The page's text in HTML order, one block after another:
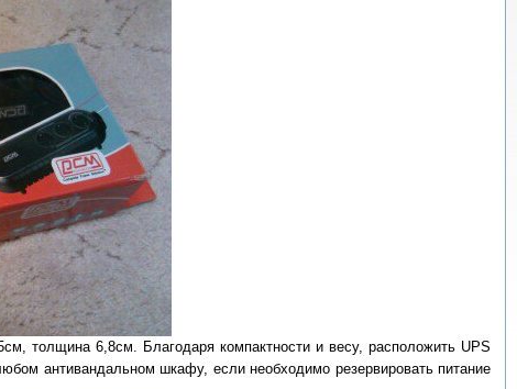
толщина 6,8см. Благодаря компактности и весу, расположить UPS
антивандальном шкафу, если необходимо резервировать питание